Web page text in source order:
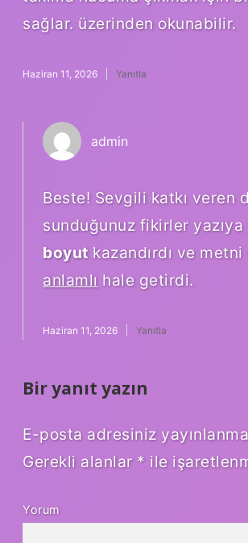
sağlar. üzerinden okunabilir.
Haziran 11, 2026 Yanıtla
admin
Beste! Sevgili katkı veren
sunduğunuz fikirler
boyutkazandırdı ve metni
anlamlı hale getirdi.
Haziran 11, 2026 Yanıtla
Bir yanıt yazın
E-posta adresiniz
Gerekli alanlar * ile
Yorum